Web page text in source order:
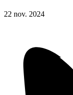
22 nov. 2024